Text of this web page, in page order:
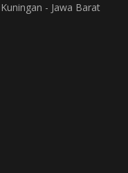
- Jawa Barat